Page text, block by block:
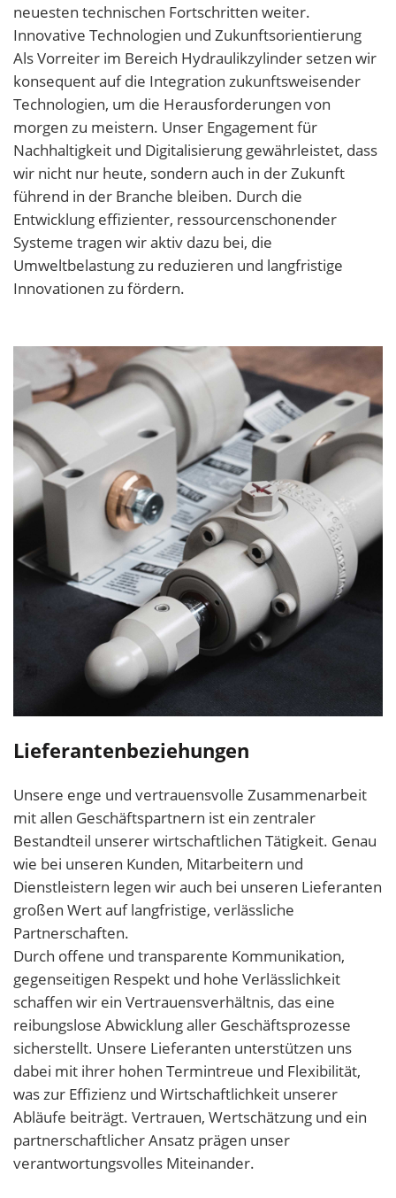
neuesten technischen Fortschritten weiter.
Innovative Technologien und Zukunftsorientierung
Als Vorreiter im Bereich Hydraulikzylinder setzen wir
konsequent auf die Integration zukunftsweisender
Technologien, um die Herausforderungen von
morgen zu meistern. Unser Engagement für
Nachhaltigkeit und Digitalisierung gewährleistet, dass
wir nicht nur heute, sondern auch in der Zukunft
führend in der Branche bleiben. Durch die
Entwicklung effizienter, ressourcenschonender
Systeme tragen wir aktiv dazu bei, die
Umweltbelastung zu reduzieren und langfristige
Innovationen zu fördern.
Lieferantenbeziehungen
Unsere enge und vertrauensvolle Zusammenarbeit
mit allen Geschäftspartnern ist ein zentraler
Bestandteil unserer wirtschaftlichen Tätigkeit. Genau
wie bei unseren Kunden, Mitarbeitern und
Dienstleistern legen wir auch bei unseren Lieferanten
großen Wert auf langfristige, verlässliche
Partnerschaften.
Durch offene und transparente Kommunikation,
gegenseitigen Respekt und hohe Verlässlichkeit
schaffen wir ein Vertrauensverhältnis, das eine
reibungslose Abwicklung aller Geschäftsprozesse
sicherstellt. Unsere Lieferanten unterstützen uns
dabei mit ihrer hohen Termintreue und Flexibilität,
was zur Effizienz und Wirtschaftlichkeit unserer
Abläufe beiträgt. Vertrauen, Wertschätzung und ein
partnerschaftlicher Ansatz prägen unser
verantwortungsvolles Miteinander.